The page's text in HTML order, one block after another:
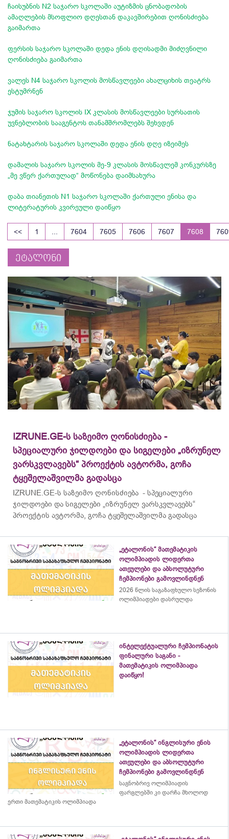
ჩაისუბნის N2 საჯარო სკოლაში აუტიზმის ცნობადობის
ამაღლების მსოფლიო დღესთან დაკავშირებით ღონისძიება
გაიმართა
ფერსის საჯარო სკოლაში დედა ენის დღისადმი მიძღვნილი
ღონისძიება გაიმართა
ვალეს N4 საჯარო სკოლის მოსწავლეები ახალციხის თეატრს
ესტუმრნენ
ჯუმის საჯარო სკოლის IX კლასის მოსწავლეები სურსათის
უვნებლობის სააგენტოს თანამშრომლებს შეხვდენ
ნატახტარის საჯარო სკოლაში დედა ენის დღე იზეიმეს
დამალის საჯარო სკოლის მე-9 კლასის მოსწავლემ კონკურსზე
„მე ვწერ ქართულად“ მოწონება დაიმსახურა
დაბა თიანეთის N1 საჯარო სკოლაში ქართული ენისა და
ლიტერატურის კვირეული დაიწყო
<< 1 7604 7605 7606 7607 7608
ეტალონი
IZRUNE.GE-ს საზეიმო ღონისძიება -
სპეციალური ჯილდოები და სიგელები „იზრუნელ
ვარსკვლავებს“ პროექტის ავტორმა, გოჩა
ტყეშელაშვილმა გადასცა
IZRUNE.GE-ს საზეიმო ღონისძიება - სპეციალური
ჯილდოები და სიგელები „იზრუნელ ვარსკვლავებს“
პროექტის ავტორმა, გოჩა ტყეშელაშვილმა გადასცა
„ეტალონის“ მათემატიკის
ოლიმპიადის ლიდერთა
ათეულები და აბსოლუტური
ჩემპიონები გამოვლინდნენ
2026 წლის საგაზაფხულო სეზონის
ოლიმპიადები დასრულდა
ინტელექტუალური ჩემპიონატის
ფინალური საგანი -
მათემატიკის ოლიმპიადა
დაიწყო!
„ეტალონის“ ინგლისური ენის
ოლიმპიადის ლიდერთა
ათეულები და აბსოლუტური
ჩემპიონები გამოვლინდნენ
საგნობრივ ოლიმპიადის
ფარგლებში კი დარჩა მხოლოდ
ერთი მათემატიკის ოლიმპიადა